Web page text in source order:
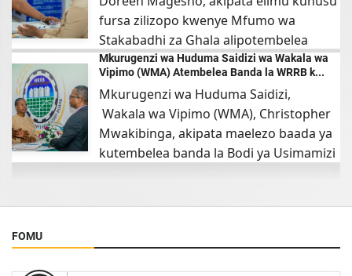
fursa zilizopo kwenye Mfumo wa
Stakabadhi za Ghala alipotembelea
banda l...
06 Aug 2026
Mkurugenzi wa Huduma Saidizi wa Wakala wa
Vipimo (WMA) Atembelea Banda la WRRB k...
Mkurugenzi wa Huduma Saidizi,
Wakala wa Vipimo (WMA), Christopher
Mwakibinga, akipata maelezo baada ya
kutembelea banda la Bodi ya Usimamizi
FOMU